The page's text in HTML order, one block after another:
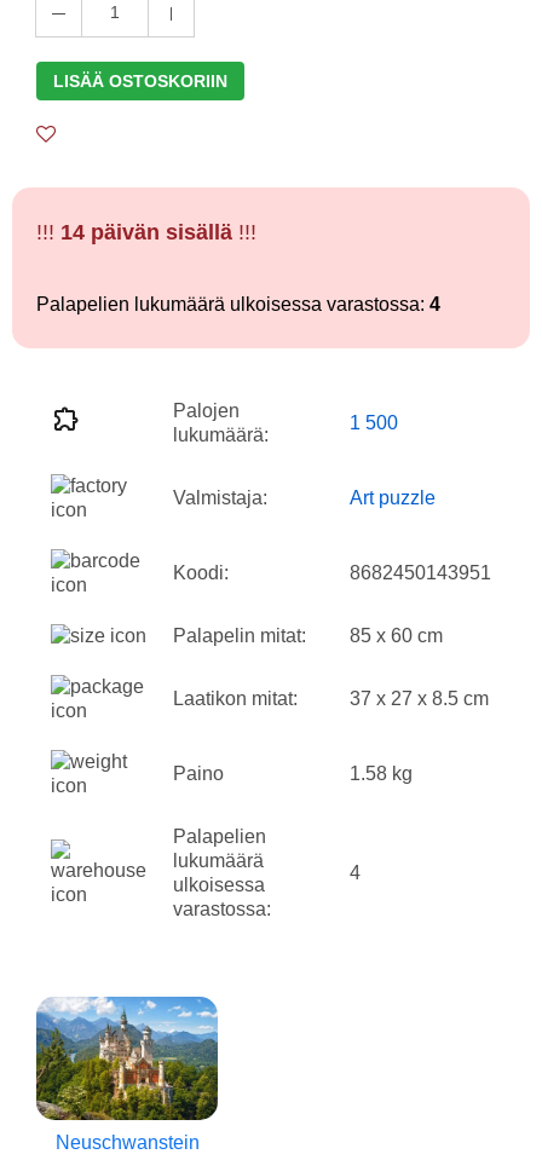
1
LISÄÄ OSTOSKORIIN
!!! 14 päivän sisällä !!!
Palapelien lukumäärä ulkoisessa varastossa: 4
Palojen
lukumäärä:
1 500
Valmistaja: Art puzzle
Koodi: 8682450143951
Palapelin mitat: 85 x 60 cm
Laatikon mitat: 37 x 27 x 8.5 cm
Paino 1.58 kg
Palapelien
lukumäärä
ulkoisessa
varastossa:
4
Neuschwanstein